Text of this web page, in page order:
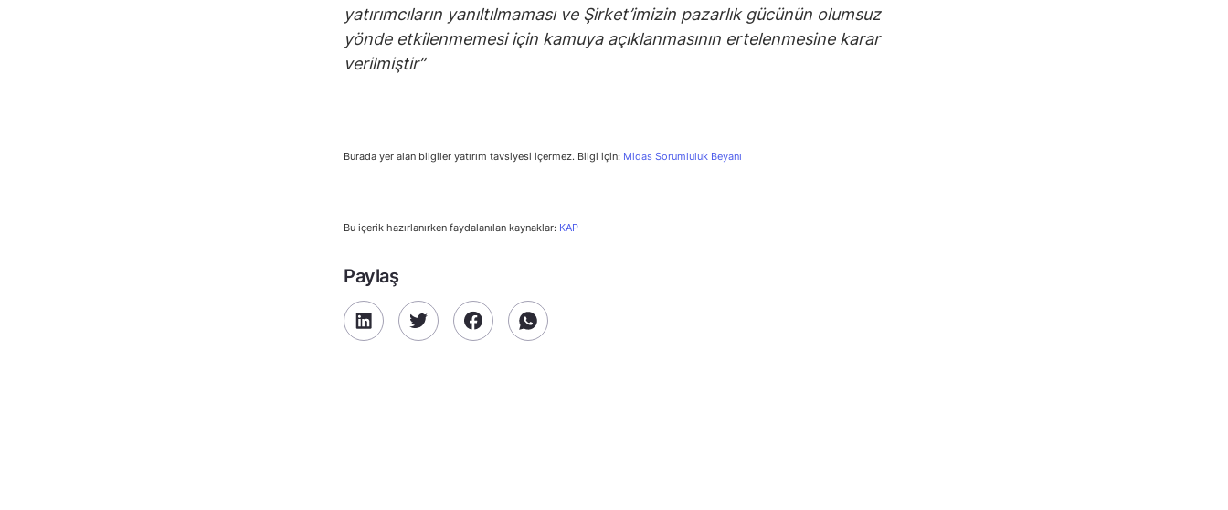
yatırımcıların yanıltılmaması ve Şirket’imizin pazarlık gücünün olumsuz
yönde etkilenmemesi için kamuya açıklanmasının ertelenmesine karar
verilmiştir”
Burada yer alan bilgiler yatırım tavsiyesi içermez. Bilgi için: Midas Sorumluluk Beyanı
Bu içerik hazırlanırken faydalanılan kaynaklar: KAP
Paylaş